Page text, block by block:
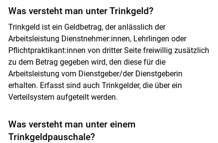
Was versteht man unter Trinkgeld?
Trinkgeld ist ein Geldbetrag, der anlässlich der
Arbeitsleistung Dienstnehmer:innen, Lehrlingen oder
Pflichtpraktikant:innen von dritter Seite freiwillig zusätzlich
zu dem Betrag gegeben wird, den diese für die
Arbeitsleistung vom Dienstgeber/der Dienstgeberin
erhalten. Erfasst sind auch Trinkgelder, die über ein
Verteilsystem aufgeteilt werden.
Was versteht man unter einem
Trinkgeldpauschale?